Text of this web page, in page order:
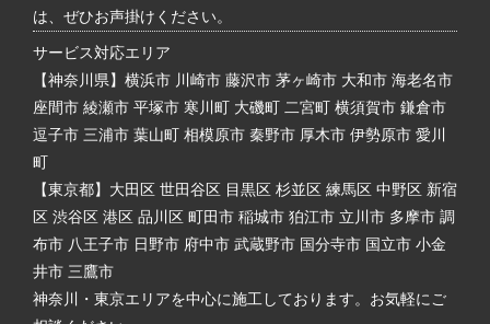
は、ぜひお声掛けください。
サービス対応エリア
【神奈川県】横浜市 川崎市 藤沢市 茅ヶ崎市 大和市 海老名市
座間市 綾瀬市 平塚市 寒川町 大磯町 二宮町 横須賀市 鎌倉市
逗子市 三浦市 葉山町 相模原市 秦野市 厚木市 伊勢原市 愛川
町
【東京都】大田区 世田谷区 目黒区 杉並区 練馬区 中野区 新宿
区 渋谷区 港区 品川区 町田市 稲城市 狛江市 立川市 多摩市 調
布市 八王子市 日野市 府中市 武蔵野市 国分寺市 国立市 小金
井市 三鷹市
神奈川・東京エリアを中心に施工しております。お気軽にご